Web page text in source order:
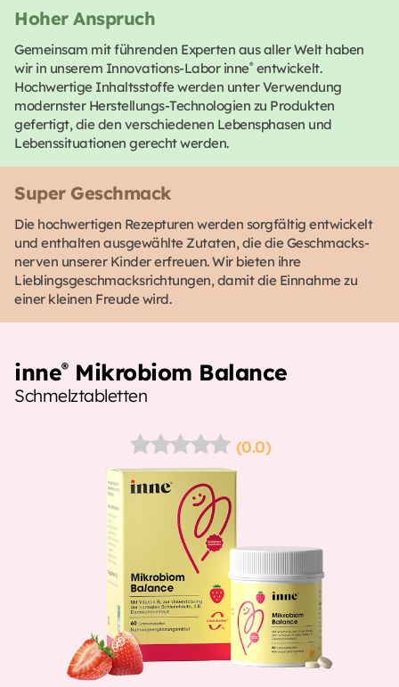
Hoher Anspruch
Gemeinsam mit führenden Experten aus aller Welt haben
wir in unserem Innovations-Labor inne®entwickelt.
Hochwertige Inhaltsstoffe werden unter Verwendung
modernster Herstellungs-Technologien zu Produkten
gefertigt, die den verschiedenen Lebensphasen und
Lebenssituationen gerecht werden.
Super Geschmack
Die hochwertigen Rezepturen werden sorgfältig entwickelt
und enthalten ausgewählte Zutaten, die die Geschmacks-
nerven unserer Kinder erfreuen. Wir bieten ihre
Lieblingsgeschmacksrichtungen, damit die Einnahme zu
einer kleinen Freude wird.
inne®Mikrobiom Balance
Schmelztabletten
(0.0)